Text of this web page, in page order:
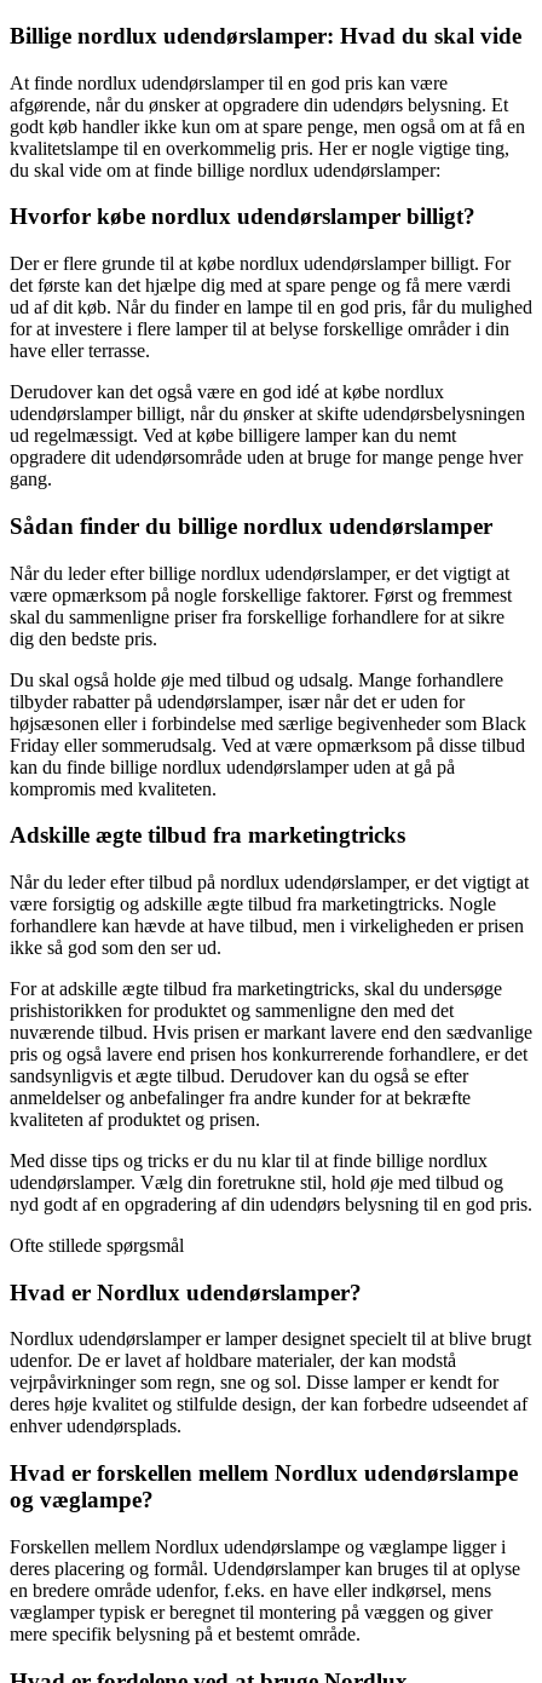
Billige nordlux udendørslamper: Hvad du skal vide
At finde nordlux udendørslamper til en god pris kan være
afgørende, når du ønsker at opgradere din udendørs belysning. Et
godt køb handler ikke kun om at spare penge, men også om at få en
kvalitetslampe til en overkommelig pris. Her er nogle vigtige ting,
du skal vide om at finde billige nordlux udendørslamper:
Hvorfor købe nordlux udendørslamper billigt?
Der er flere grunde til at købe nordlux udendørslamper billigt. For
det første kan det hjælpe dig med at spare penge og få mere værdi
ud af dit køb. Når du finder en lampe til en god pris, får du mulighed
for at investere i flere lamper til at belyse forskellige områder i din
have eller terrasse.
Derudover kan det også være en god idé at købe nordlux
udendørslamper billigt, når du ønsker at skifte udendørsbelysningen
ud regelmæssigt. Ved at købe billigere lamper kan du nemt
opgradere dit udendørsområde uden at bruge for mange penge hver
gang.
Sådan finder du billige nordlux udendørslamper
Når du leder efter billige nordlux udendørslamper, er det vigtigt at
være opmærksom på nogle forskellige faktorer. Først og fremmest
skal du sammenligne priser fra forskellige forhandlere for at sikre
dig den bedste pris.
Du skal også holde øje med tilbud og udsalg. Mange forhandlere
tilbyder rabatter på udendørslamper, især når det er uden for
højsæsonen eller i forbindelse med særlige begivenheder som Black
Friday eller sommerudsalg. Ved at være opmærksom på disse tilbud
kan du finde billige nordlux udendørslamper uden at gå på
kompromis med kvaliteten.
Adskille ægte tilbud fra marketingtricks
Når du leder efter tilbud på nordlux udendørslamper, er det vigtigt at
være forsigtig og adskille ægte tilbud fra marketingtricks. Nogle
forhandlere kan hævde at have tilbud, men i virkeligheden er prisen
ikke så god som den ser ud.
For at adskille ægte tilbud fra marketingtricks, skal du undersøge
prishistorikken for produktet og sammenligne den med det
nuværende tilbud. Hvis prisen er markant lavere end den sædvanlige
pris og også lavere end prisen hos konkurrerende forhandlere, er det
sandsynligvis et ægte tilbud. Derudover kan du også se efter
anmeldelser og anbefalinger fra andre kunder for at bekræfte
kvaliteten af produktet og prisen.
Med disse tips og tricks er du nu klar til at finde billige nordlux
udendørslamper. Vælg din foretrukne stil, hold øje med tilbud og
nyd godt af en opgradering af din udendørs belysning til en god pris.
Ofte stillede spørgsmål
Hvad er Nordlux udendørslamper?
Nordlux udendørslamper er lamper designet specielt til at blive brugt
udenfor. De er lavet af holdbare materialer, der kan modstå
vejrpåvirkninger som regn, sne og sol. Disse lamper er kendt for
deres høje kvalitet og stilfulde design, der kan forbedre udseendet af
enhver udendørsplads.
Hvad er forskellen mellem Nordlux udendørslampe
og væglampe?
Forskellen mellem Nordlux udendørslampe og væglampe ligger i
deres placering og formål. Udendørslamper kan bruges til at oplyse
en bredere område udenfor, f.eks. en have eller indkørsel, mens
væglamper typisk er beregnet til montering på væggen og giver
mere specifik belysning på et bestemt område.